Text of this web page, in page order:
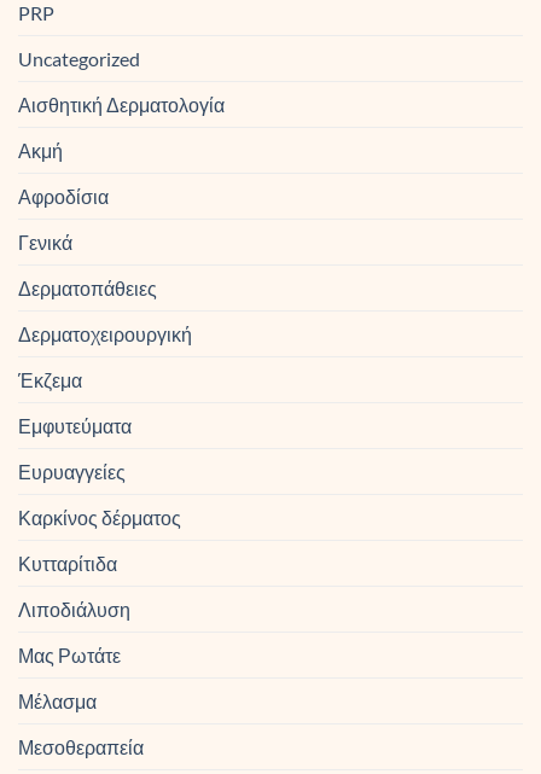
PRP
Uncategorized
Αισθητική Δερματολογία
Ακμή
Αφροδίσια
Γενικά
Δερματοπάθειες
Δερματοχειρουργική
Έκζεμα
Εμφυτεύματα
Ευρυαγγείες
Καρκίνος δέρματος
Κυτταρίτιδα
Λιποδιάλυση
Μας Ρωτάτε
Μέλασμα
Μεσοθεραπεία